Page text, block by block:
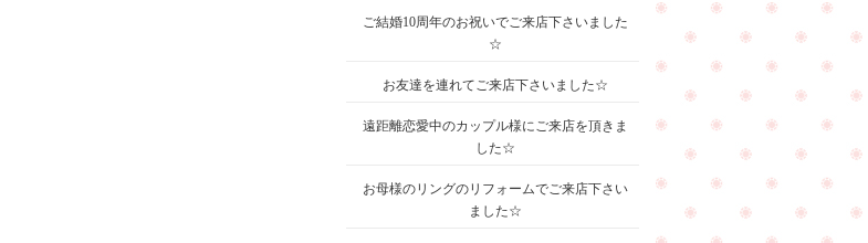
ご結婚10周年のお祝いでご来店下さいました
☆
お友達を連れてご来店下さいました☆
遠距離恋愛中のカップル様にご来店を頂きま
した☆
お母様のリングのリフォームでご来店下さい
ました☆